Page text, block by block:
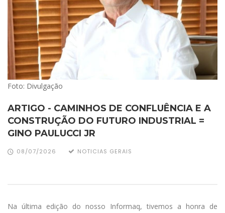
Foto: Divulgação
ARTIGO - CAMINHOS DE CONFLUÊNCIA E A
CONSTRUÇÃO DO FUTURO INDUSTRIAL =
GINO PAULUCCI JR
08/07/2026 NOTICIAS GERAIS
Na última edição do nosso Informaq, tivemos a honra de